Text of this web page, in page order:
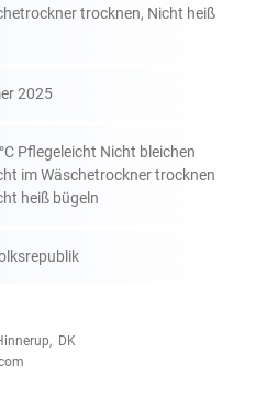
trocknen, Nicht heiß
2025
Pflegeleicht Nicht bleichen
im Wäschetrockner trocknen
heiß bügeln
DK